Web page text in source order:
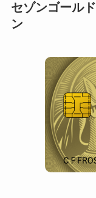
セゾンゴール
ン